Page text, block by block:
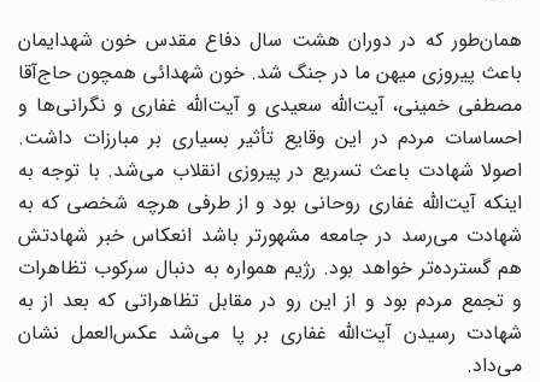
همان‌طور که در دوران هشت سال دفاع مقدس خون شهدایمان
باعث پیروزی میهن ما در جنگ شد. خون شهدائی همچون حاج‌آقا
مصطفی خمینی، آیت‌الله سعیدی و آیت‌الله غفاری و نگرانی‌ها و
احساسات مردم در این وقایع تأثیر بسیاری بر مبارزات داشت.
اصولا شهادت باعث تسریع در پیروزی انقلاب می‌شد. با توجه به
اینکه آیت‌الله غفاری روحانی بود و از طرفی هرچه شخصی که به
شهادت می‌رسد در جامعه مشهورتر باشد انعکاس خبر شهادتش
هم گسترده‌تر خواهد بود. رژیم همواره به دنبال سرکوب تظاهرات
و تجمع مردم بود و از این رو در مقابل تظاهراتی که بعد از به
شهادت رسیدن آیت‌الله غفاری بر پا می‌شد عکس‌العمل نشان
می‌داد.